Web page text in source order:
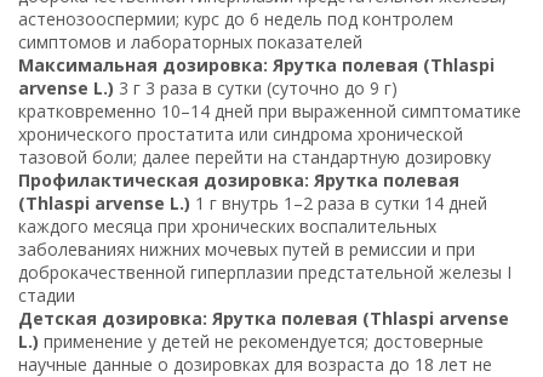
астенозооспермии; курс до 6 недель под контролем
симптомов и лабораторных показателей
Максимальная дозировка: Ярутка полевая (Thlaspi
arvense L.) 3 г 3 раза в сутки (суточно до 9 г)
кратковременно 10–14 дней при выраженной симптоматике
хронического простатита или синдрома хронической
тазовой боли; далее перейти на стандартную дозировку
Профилактическая дозировка: Ярутка полевая
(Thlaspi arvense L.) 1 г внутрь 1–2 раза в сутки 14 дней
каждого месяца при хронических воспалительных
заболеваниях нижних мочевых путей в ремиссии и при
доброкачественной гиперплазии предстательной железы I
стадии
Детская дозировка: Ярутка полевая (Thlaspi arvense
L.) применение у детей не рекомендуется; достоверные
научные данные о дозировках для возраста до 18 лет не